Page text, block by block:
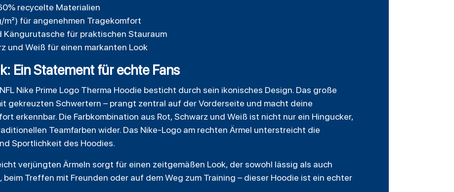
recycelte Materialien
für angenehmen Tragekomfort
Kängurutasche für praktischen Stauraum
und Weiß für einen markanten Look
Ein Statement für echte Fans
Nike Prime Logo Therma Hoodie besticht durch sein ikonisches Design. Das große
gekreuzten Schwertern – prangt zentral auf der Vorderseite und macht deine
erkennbar. Die Farbkombination aus Rot, Schwarz und Weiß ist nicht nur ein Hingucker,
Teamfarben wider. Das Nike-Logo am rechten Ärmel unterstreicht die
Sportlichkeit des Hoodies.
verjüngten Ärmeln sorgt für einen zeitgemäßen Look, der sowohl lässig als auch
beim Treffen mit Freunden oder auf dem Weg zum Training – dieser Hoodie ist ein echter